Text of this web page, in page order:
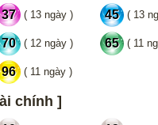
37 ( 13 ngày ) 45 ( 13
70 ( 12 ngày ) 65 ( 11
96 ( 11 ngày )
chính ]